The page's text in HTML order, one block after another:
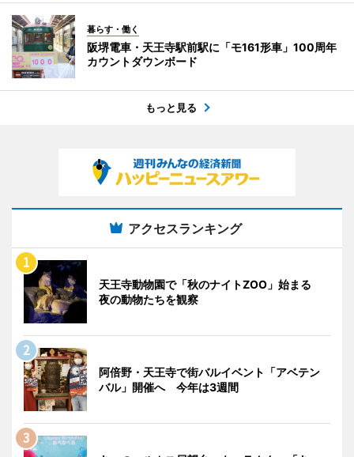
暮らす・働く
阪堺電車・天王寺駅前駅に「モ161形車」100周年
カウントダウンボード
もっと見る
アクセスランキング
天王寺動物園で「秋のナイトZOO」始まる
夜の動物たちを観察
阿倍野・天王寺で街バルイベント「アベテン
バル」開催へ 今年は3週間